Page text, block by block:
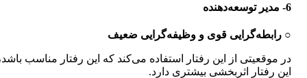
6- مدیر توسعه‌دهنده
○ رابطه‌گرایی قوی و وظیفه‌گرایی ضعیف
در موقعیتی از این رفتار استفاده می‌کند که این رفتار مناسب
این رفتار اثربخشی بیشتری دارد.